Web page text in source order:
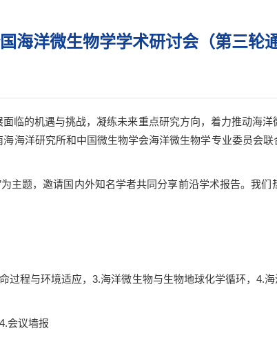
海洋微生物学学术研讨会（第三轮通
临的机遇与挑战，凝练未来重点研究方向，着力推动海
海洋研究所和中国微生物学会海洋微生物学专业委员会
主题，邀请国内外知名学者共同分享前沿学术报告。我们
过程与环境适应，3.海洋微生物与生物地球化学循环，4.
会议墙报